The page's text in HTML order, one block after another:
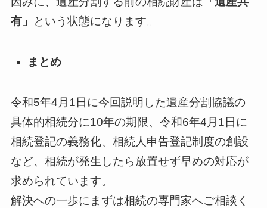
有」
という状態になります。
まとめ
令和5年4月1日に今回説明した遺産分割協議の
具体的相続分に10年の期限、令和6年4月1日に
相続登記の義務化、相続人申告登記制度の創設
など、相続が発生したら放置せず早めの対応が
求められています。
解決への一歩にまずは相続の専門家へご相談く